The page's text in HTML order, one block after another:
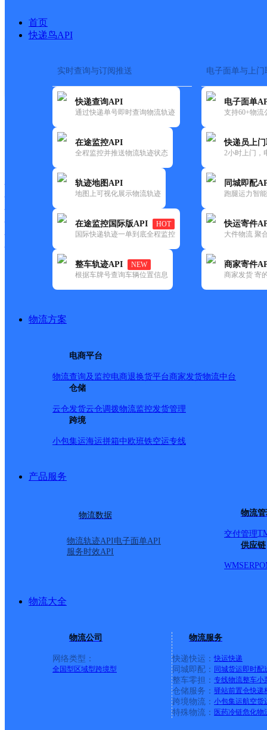
首页
快递鸟API
实时查询与订阅推送
快递查询API
通过快递单号即时查询物流轨迹
在途监控API
全程监控并推送物流轨迹状态
轨迹地图API
地图上可视化展示物流轨迹
在途监控国际版API
HOT
国际快递轨迹一单到底全程监控
整车轨迹API
NEW
根据车牌号查询车辆位置信息
电子面单与上门
电子面单
支持60+物流
快递员上
2小时上门，
同城即配
跑腿运力智
快运寄件
大件物流 聚
商家寄件
商家发货 寄
物流方案
电商平台
物流查询及监控电商退换货平台商家发货物流中台
仓储
云仓发货云仓调拨物流监控发货管理
跨境
小包集运海运拼箱中欧班铁空运专线
产品服务
物流数据
物流轨迹API电子面单API
服务时效API
物流
交付管理
供应链
WMSERP
物流大全
物流公司
网络类型：
全国型 区域型跨境型
物流服务
快递快运： 快运快递
同城即配： 同城货运即时配
整车零担： 专线物流整车小
仓储服务： 驿站前置仓快递
跨境物流： 小包集运航空货
特殊物流： 医药冷链危化物
快递大全> 快递网
快运大全 快递时效
网点筛选
清空已选
圆通速递(18) 韵达速递(85) 宅急送(1)
封丘县(1)
百世快递,牧野区,新乡市,
新乡市区三部
百世快递 更多号码
地址
野路交叉口彩虹桥桥东路
派送范围:107以西（凤
大道至107国道）；金
大道（北环路至金穗大
大道）；牧野区包括鸿